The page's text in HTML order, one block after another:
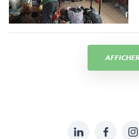
LinkedIn